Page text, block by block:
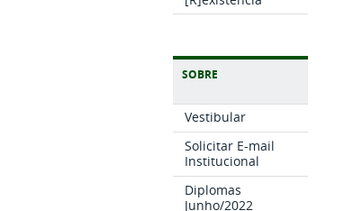
SOBRE
Vestibular
Solicitar E-mail
Institucional
Diplomas
Junho/2022